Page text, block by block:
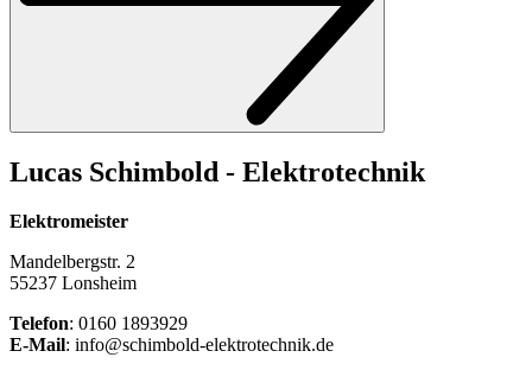
Lucas Schimbold - Elektrotechnik
Elektromeister
Mandelbergstr. 2
55237 Lonsheim
Telefon: 0160 1893929
E-Mail: info@schimbold-elektrotechnik.de